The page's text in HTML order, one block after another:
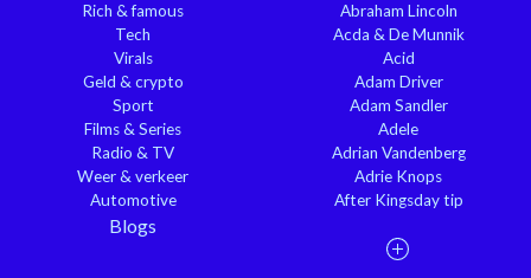
Rich & famous
Tech
Virals
Geld & crypto
Sport
Films & Series
Radio & TV
Weer & verkeer
Automotive
Blogs
Abraham Lincoln
Acda & De Munnik
Acid
Adam Driver
Adam Sandler
Adele
Adrian Vandenberg
Adrie Knops
After Kingsday tip